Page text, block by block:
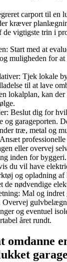
carport til en
kræver
vigtigste trin i
Start med at
muligheden for
Tjek lokale
til at lave
lokalplan, kan
Beslut dig for
og garageporten.
træ, metal og
eller overvej
inden for byggeri.
du vil have
og opladning af
de nødvendige
Mal og indret
Overvej
og eventuel
året rundt.
omdanne
garage